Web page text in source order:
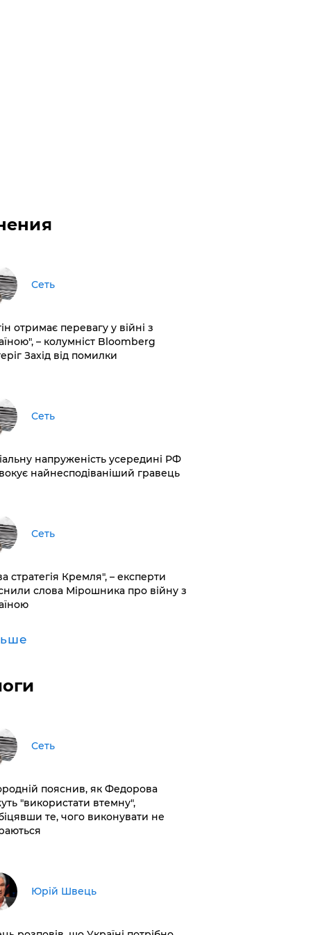
Сеть
отримає перевагу у війні з
– колумніст Bloomberg
Захід від помилки
Сеть
напруженість усередині РФ
найнесподіваніший гравець
Сеть
стратегія Кремля", – експерти
слова Мірошника про війну з
Сеть
пояснив, як Федорова
"використати втемну",
те, чого виконувати не
Юрій Швець